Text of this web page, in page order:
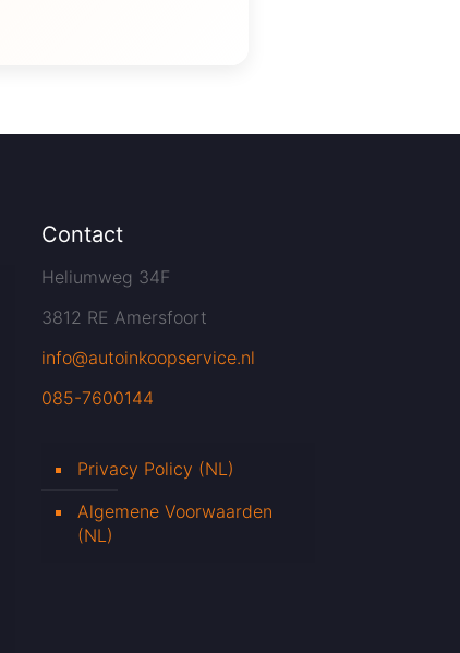
Contact
Heliumweg 34F
3812 RE Amersfoort
info@autoinkoopservice.nl
085-7600144
Privacy Policy (NL)
Algemene Voorwaarden
(NL)